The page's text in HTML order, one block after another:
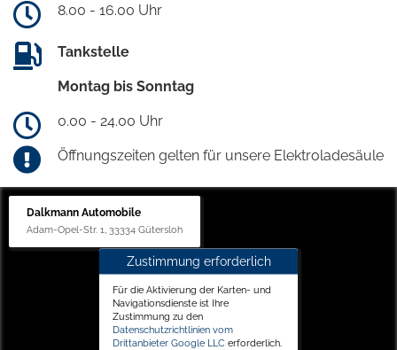
8.00 - 16.00 Uhr
Tankstelle
Montag bis Sonntag
0.00 - 24.00 Uhr
Öffnungszeiten gelten für unsere Elektroladesäule
Dalkmann Automobile
Adam-Opel-Str. 1, 33334 Gütersloh
Zustimmung erforderlich
Für die Aktivierung der Karten- und
Navigationsdienste ist Ihre
Zustimmung zu den
Datenschutzrichtlinien vom
Drittanbieter Google LLC erforderlich.